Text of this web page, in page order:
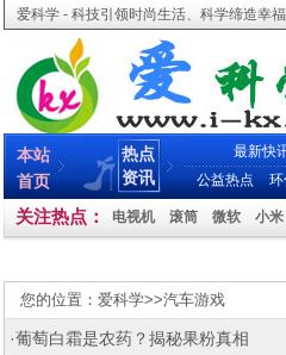
爱科学 - 科技引领时尚生活、科学缔造幸
本站
首页
热点
资讯
最新快
公益热点
关注热点： 电视机 滚筒 微软 小米
您的位置： 爱科学>>汽车游戏
·葡萄白霜是农药？揭秘果粉真相